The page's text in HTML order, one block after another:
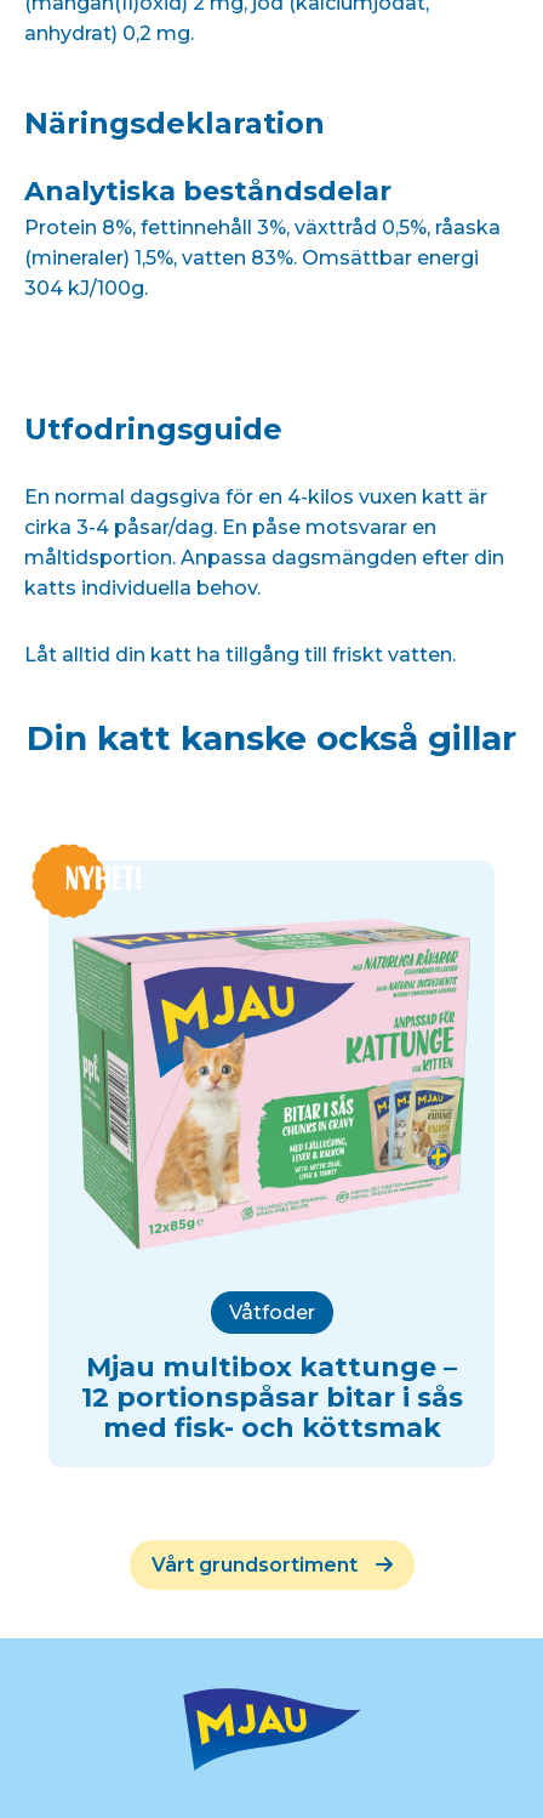
anhydrat) 0,2 mg.
Näringsdeklaration
Analytiska beståndsdelar
Protein 8%, fettinnehåll 3%, växttråd 0,5%, råaska
(mineraler) 1,5%, vatten 83%. Omsättbar energi
304 kJ/100g.
Utfodringsguide
En normal dagsgiva för en 4-kilos vuxen katt är
cirka 3-4 påsar/dag. En påse motsvarar en
måltidsportion. Anpassa dagsmängden efter din
katts individuella behov.
Låt alltid din katt ha tillgång till friskt vatten.
Din katt kanske också gillar
NYHET!
Våtfoder
Mjau multibox kattunge –
12 portionspåsar bitar i sås
med fisk- och köttsmak
Vårt grundsortiment